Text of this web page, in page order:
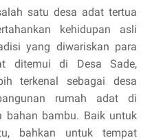
satu desa adat tertua
kehidupan asli
yang diwariskan para
ditemui di Desa Sade,
terkenal sebagai desa
rumah adat di
bahan bambu. Baik untuk
bahkan untuk tempat